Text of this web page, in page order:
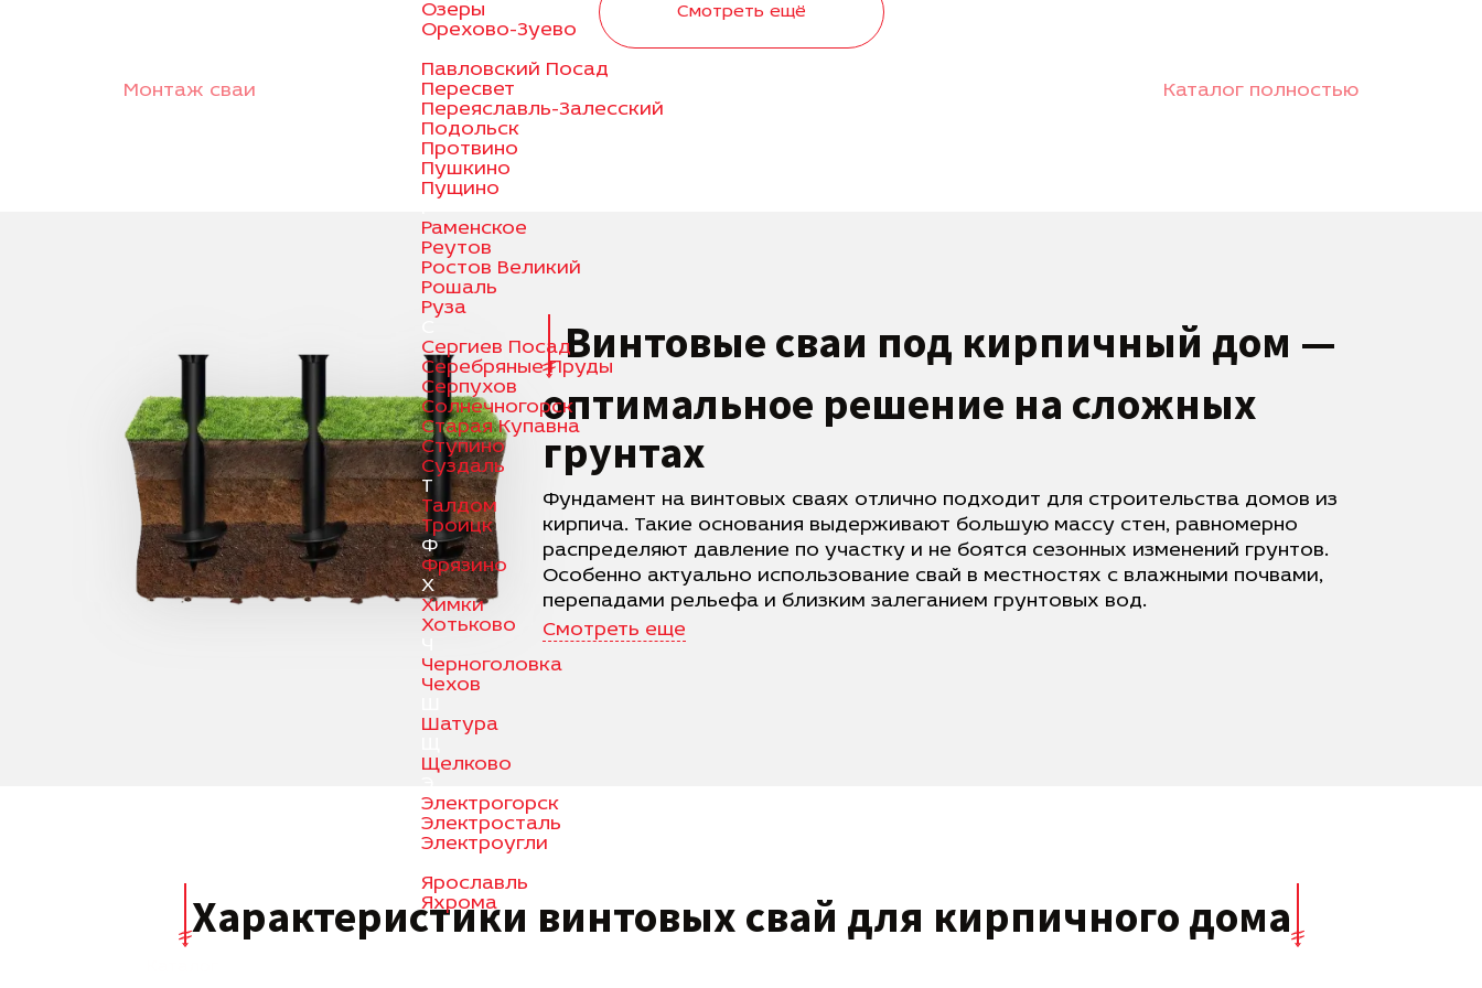
Озеры
Орехово-Зуево
Павловский Посад
Пересвет
Переяславль-Залесский
Подольск
Протвино
Пушкино
Пущино
Раменское
Реутов
Ростов Великий
Рошаль
Руза
Сергиев Посад
Серебряные Пруды
Серпухов
Солнечногорск
Старая Купавна
Ступино
Суздаль
Т
Талдом
Троицк
Ф
Фрязино
Х
Химки
Хотьково
Черноголовка
Чехов
Шатура
Щелково
Электрогорск
Электросталь
Электроугли
Ярославль
Яхрома
Смотреть ещё
Монтаж сваи Каталог полностью
Винтовые сваи под кирпичный дом —
оптимальное решение на сложных
грунтах
Фундамент на винтовых сваях отлично подходит для строительства домов из
кирпича. Такие основания выдерживают большую массу стен, равномерно
распределяют давление по участку и не боятся сезонных изменений грунтов.
Особенно актуально использование свай в местностях с влажными почвами,
перепадами рельефа и близким залеганием грунтовых вод.
Смотреть еще
Характеристики винтовых свай для кирпичного дома